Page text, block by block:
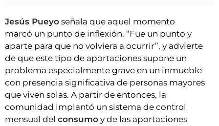
Jesús Pueyo señala que aquel momento
marcó un punto de inflexión. “Fue un punto y
aparte para que no volviera a ocurrir”, y advierte
de que este tipo de aportaciones supone un
problema especialmente grave en un inmueble
con presencia significativa de personas mayores
que viven solas. A partir de entonces, la
comunidad implantó un sistema de control
mensual del consumo y de las aportaciones